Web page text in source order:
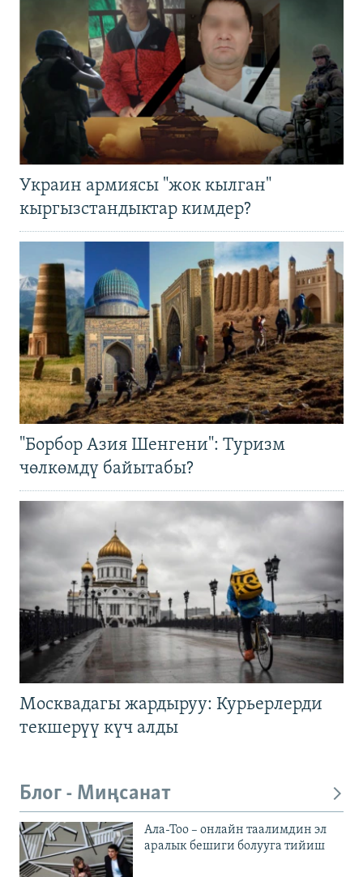
Украин армиясы "жок кылган"
кыргызстандыктар кимдер?
"Борбор Азия Шенгени": Туризм
чөлкөмдү байытабы?
Москвадагы жардыруу: Курьерлерди
текшерүү күч алды
Блог - Миңсанат
Ала-Тоо – онлайн таалимдин эл
аралык бешиги болууга тийиш